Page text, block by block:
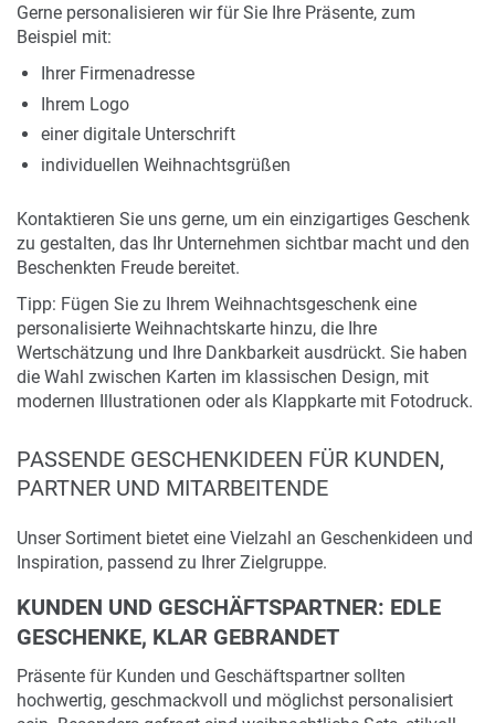
Gerne personalisieren wir für Sie Ihre Präsente, zum
Beispiel mit:
Ihrer Firmenadresse
Ihrem Logo
einer digitale Unterschrift
individuellen Weihnachtsgrüßen
Kontaktieren Sie uns gerne, um ein einzigartiges Geschenk
zu gestalten, das Ihr Unternehmen sichtbar macht und den
Beschenkten Freude bereitet.
Tipp: Fügen Sie zu Ihrem Weihnachtsgeschenk eine
personalisierte Weihnachtskarte hinzu, die Ihre
Wertschätzung und Ihre Dankbarkeit ausdrückt. Sie haben
die Wahl zwischen Karten im klassischen Design, mit
modernen Illustrationen oder als Klappkarte mit Fotodruck.
PASSENDE GESCHENKIDEEN FÜR KUNDEN,
PARTNER UND MITARBEITENDE
Unser Sortiment bietet eine Vielzahl an Geschenkideen und
Inspiration, passend zu Ihrer Zielgruppe.
KUNDEN UND GESCHÄFTSPARTNER: EDLE
GESCHENKE, KLAR GEBRANDET
Präsente für Kunden und Geschäftspartner sollten
hochwertig, geschmackvoll und möglichst personalisiert